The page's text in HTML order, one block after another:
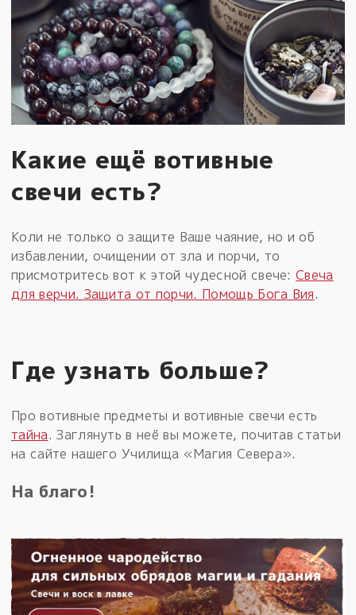
Какие ещё вотивные
свечи есть?
Коли не только о защите Ваше чаяние, но и об
избавлении, очищении от зла и порчи, то
присмотритесь вот к этой чудесной свече:Свеча
для верчи. Защита от порчи. Помощь Бога Вия.
Где узнать больше?
Про вотивные предметы и вотивные свечи есть
тайна. Заглянуть в неё вы можете, почитав статьи
на сайте нашего Училища «Магия Севера».
На благо!